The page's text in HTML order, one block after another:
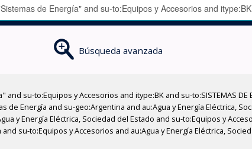
Búsqueda avanzada
su-to:Equipos y Accesorios and itype:BK and su-to:SISTEMAS DE
Energía and su-geo:Argentina and au:Agua y Energía Eléctrica,
y Energía Eléctrica, Sociedad del Estado and su-to:Equipos y
su-to:Equipos y Accesorios and au:Agua y Energía Eléctrica,